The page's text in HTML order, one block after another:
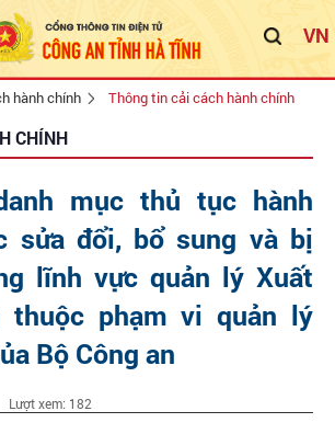
VN
hành chính Thông tin cải cách hành chính
CHÍNH
mục thủ tục hành
sửa đổi, bổ sung và bị
lĩnh vực quản lý Xuất
thuộc phạm vi quản lý
Bộ Công an
Lượt xem: 182